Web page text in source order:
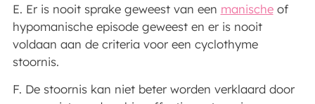
E. Er is nooit sprake geweest van een manischeof
hypomanische episode geweest en er is nooit
voldaan aan de criteria voor een cyclothyme
stoornis.
F. De stoornis kan niet beter worden verklaard door